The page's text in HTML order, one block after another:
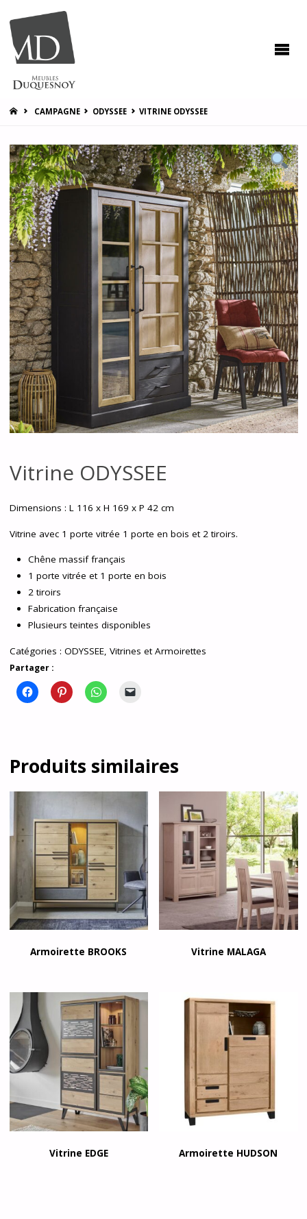
HOMECAMPAGNE ODYSSEE VITRINE ODYSSEE
Vitrine ODYSSEE
Dimensions : L 116 x H 169 x P 42 cm
Vitrine avec 1 porte vitrée 1 porte en bois et 2 tiroirs.
Chêne massif français
1 porte vitrée et 1 porte en bois
2 tiroirs
Fabrication française
Plusieurs teintes disponibles
Catégories : ODYSSEE, Vitrines et Armoirettes
Partager :
Produits similaires
Armoirette BROOKS Vitrine MALAGA
Vitrine EDGE Armoirette HUDSON